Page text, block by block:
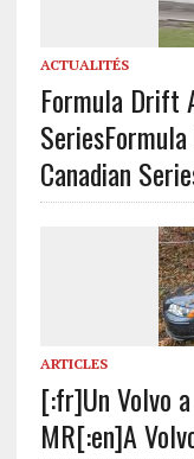
ACTUALITÉS
Formula Drift
Series
Canadian
ARTICLES
[:fr]Un Volvo
MR[:en]A